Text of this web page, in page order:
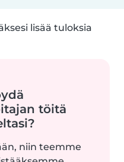
lisää tuloksia
töitä
niin teemme